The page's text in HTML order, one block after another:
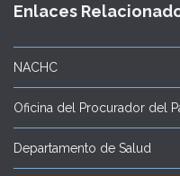
Enlaces
NACHC
Oficina del Procurador del
Departamento de Salud